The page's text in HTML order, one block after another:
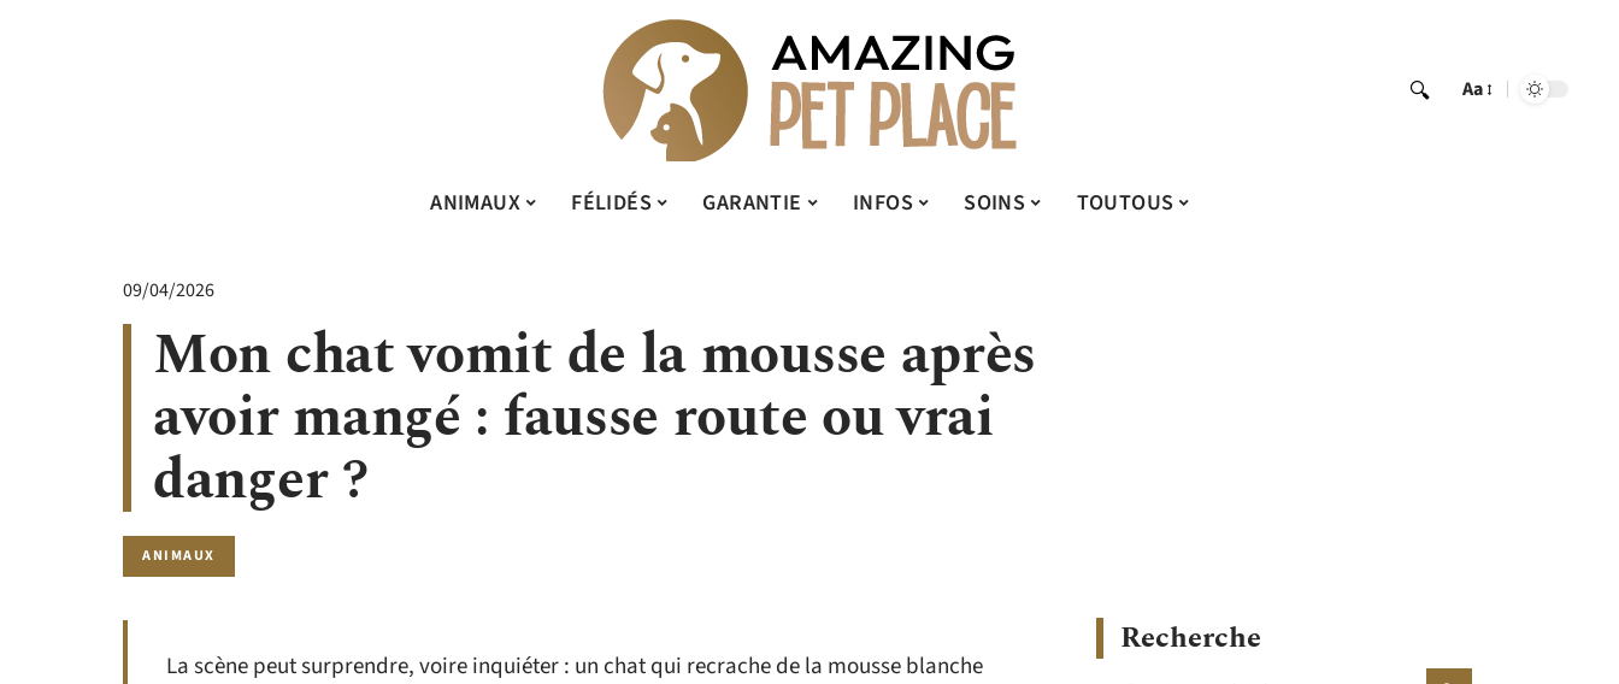
Aa
ANIMAUX FÉLIDÉS GARANTIE INFOS SOINS TOUTOUS
09/04/2026
Mon chat vomit de la mousse après
avoir mangé : fausse route ou vrai
danger ?
ANIMAUX
La scène peut surprendre, voire inquiéter : un chat qui recrache de la mousse blanche
Recherche